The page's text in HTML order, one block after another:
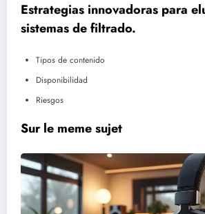
Estrategias innovadoras para
sistemas de filtrado.
Tipos de contenido
Disponibilidad
Riesgos
Sur le meme sujet